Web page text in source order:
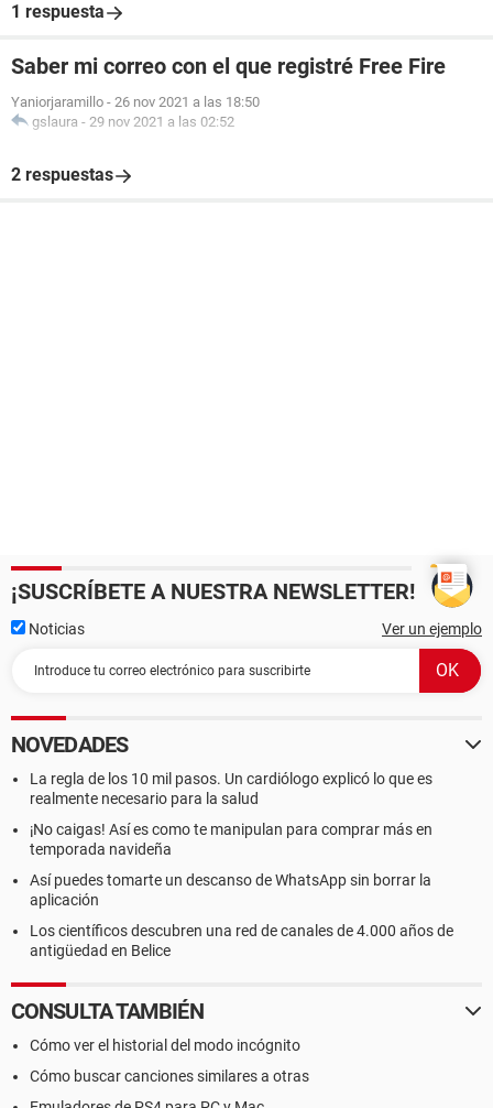
1 respuesta
Saber mi correo con el que registré Free Fire
Yaniorjaramillo - 26 nov 2021 a las 18:50
gslaura - 29 nov 2021 a las 02:52
2 respuestas
¡SUSCRÍBETE A NUESTRA NEWSLETTER!
Noticias Ver un ejemplo
NOVEDADES
La regla de los 10 mil pasos. Un cardiólogo explicó lo que es
realmente necesario para la salud
¡No caigas! Así es como te manipulan para comprar más en
temporada navideña
Así puedes tomarte un descanso de WhatsApp sin borrar la
aplicación
Los científicos descubren una red de canales de 4.000 años de
antigüedad en Belice
CONSULTA TAMBIÉN
Cómo ver el historial del modo incógnito
Cómo buscar canciones similares a otras